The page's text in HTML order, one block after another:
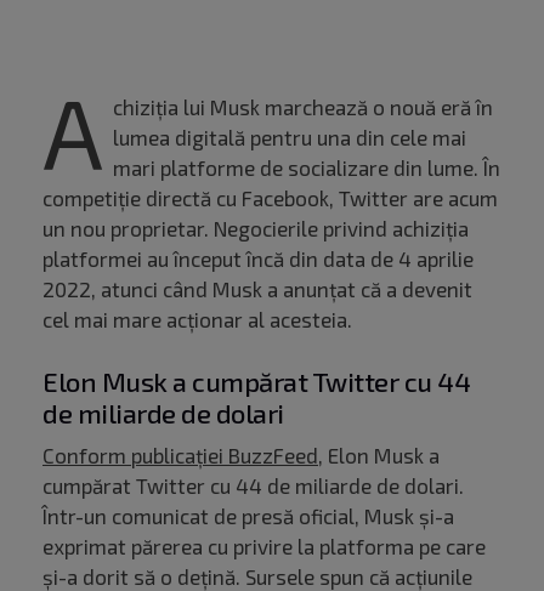
A chiziția lui Musk marchează o nouă eră în
lumea digitală pentru una din cele mai
mari platforme de socializare din lume. În
competiție directă cu Facebook, Twitter are acum
un nou proprietar. Negocierile privind achiziția
platformei au început încă din data de 4 aprilie
2022, atunci când Musk a anunțat că a devenit
cel mai mare acționar al acesteia.
Elon Musk a cumpărat Twitter cu 44
de miliarde de dolari
Conform publicației BuzzFeed, Elon Musk a
cumpărat Twitter cu 44 de miliarde de dolari.
Într-un comunicat de presă oficial, Musk și-a
exprimat părerea cu privire la platforma pe care
și-a dorit să o dețină. Sursele spun că acțiunile